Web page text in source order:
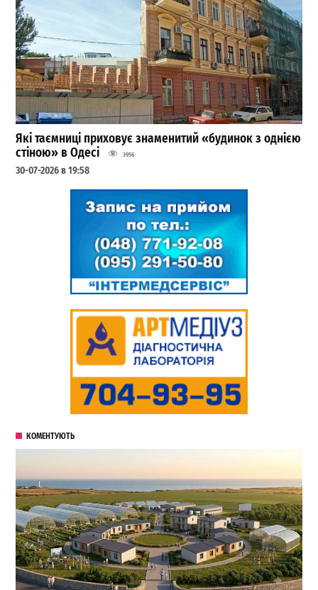
Які таємниці приховує знаменитий «будинок з однією
стіною» в Одесі
3956
30-07-2026 в 19:58
КОМЕНТУЮТЬ